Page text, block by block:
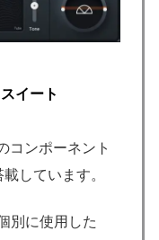
イート
コンポーネント
しています。
別に使用した